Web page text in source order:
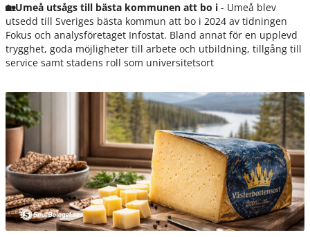
🏡Umeå utsågs till bästa kommunen att bo i - Umeå blev
utsedd till Sveriges bästa kommun att bo i 2024 av tidningen
Fokus och analysföretaget Infostat. Bland annat för en upplevd
trygghet, goda möjligheter till arbete och utbildning, tillgång till
service samt stadens roll som universitetsort